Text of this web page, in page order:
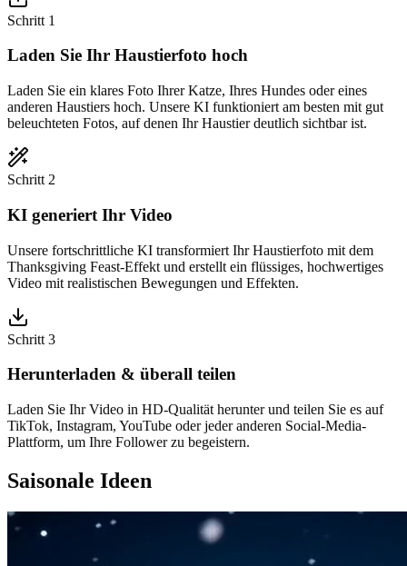
Schritt 1
Laden Sie Ihr Haustierfoto hoch
Laden Sie ein klares Foto Ihrer Katze, Ihres Hundes oder eines
anderen Haustiers hoch. Unsere KI funktioniert am besten mit gut
beleuchteten Fotos, auf denen Ihr Haustier deutlich sichtbar ist.
Schritt 2
KI generiert Ihr Video
Unsere fortschrittliche KI transformiert Ihr Haustierfoto mit dem
Thanksgiving Feast-Effekt und erstellt ein flüssiges, hochwertiges
Video mit realistischen Bewegungen und Effekten.
Schritt 3
Herunterladen & überall teilen
Laden Sie Ihr Video in HD-Qualität herunter und teilen Sie es auf
TikTok, Instagram, YouTube oder jeder anderen Social-Media-
Plattform, um Ihre Follower zu begeistern.
Saisonale Ideen